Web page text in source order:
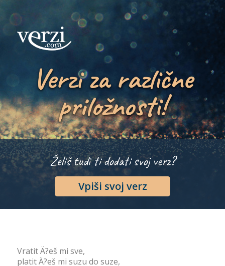
Verzi za različne
priložnosti!
Želiš tudi ti dodati svoj verz?
Vpiši svoj verz
Vratit Ä?eš mi sve,
platit Ä?eš mi suzu do suze,